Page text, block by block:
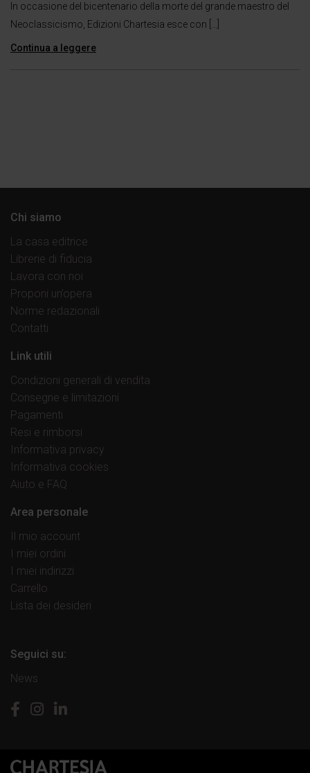
In occasione del bicentenario della morte del grande maestro del
Neoclassicismo, Edizioni Chartesia esce con […]
Continua a leggere
Chi siamo
La casa editrice
Librerie di fiducia
Lavora con noi
Proponi un’opera
Norme redazionali
Contatti
Link utili
Condizioni generali di vendita
Consegne e limitazioni
Pagamenti
Resi e rimborsi
Informativa privacy
Informativa cookies
Aiuto e FAQ
Area personale
Il mio account
I miei ordini
I miei indirizzi
Carrello
Lista dei desideri
Seguici su:
News